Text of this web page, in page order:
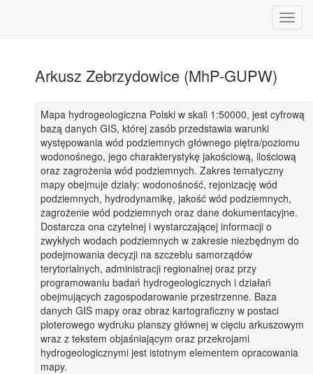
Arkusz Zebrzydowice (MhP-GUPW)
Mapa hydrogeologiczna Polski w skali 1:50000, jest cyfrową
bazą danych GIS, której zasób przedstawia warunki
występowania wód podziemnych głównego piętra/poziomu
wodonośnego, jego charakterystykę jakościową, ilościową
oraz zagrożenia wód podziemnych. Zakres tematyczny
mapy obejmuje działy: wodonośność, rejonizację wód
podziemnych, hydrodynamikę, jakość wód podziemnych,
zagrożenie wód podziemnych oraz dane dokumentacyjne.
Dostarcza ona czytelnej i wystarczającej informacji o
zwykłych wodach podziemnych w zakresie niezbędnym do
podejmowania decyzji na szczeblu samorządów
terytorialnych, administracji regionalnej oraz przy
programowaniu badań hydrogeologicznych i działań
obejmujących zagospodarowanie przestrzenne. Baza
danych GIS mapy oraz obraz kartograficzny w postaci
ploterowego wydruku planszy głównej w cięciu arkuszowym
wraz z tekstem objaśniającym oraz przekrojami
hydrogeologicznymi jest istotnym elementem opracowania
mapy.